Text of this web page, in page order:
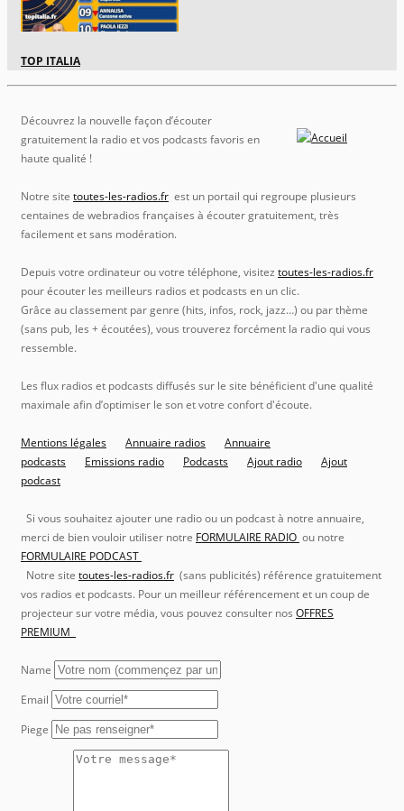
TOP ITALIA
Découvrez la nouvelle façon d’écouter
gratuitement la radio et vos podcasts favoris en
haute qualité !
Notre site toutes-les-radios.fr est un portail qui regroupe plusieurs
centaines de webradios françaises à écouter gratuitement, très
facilement et sans modération.
Depuis votre ordinateur ou votre téléphone, visitez toutes-les-radios.fr
pour écouter les meilleurs radios et podcasts en un clic.
Grâce au classement par genre (hits, infos, rock, jazz…) ou par thème
(sans pub, les + écoutées), vous trouverez forcément la radio qui vous
ressemble.
Les flux radios et podcasts diffusés sur le site bénéficient d'une qualité
maximale afin d’optimiser le son et votre confort d'écoute.
Mentions légales Annuaire radios
Annuaire
podcasts
Emissions radio Podcasts Ajout radio
Ajout
podcast
Si vous souhaitez ajouter une radio ou un podcast à notre annuaire,
merci de bien vouloir utiliser notre FORMULAIRE RADIO ou notre
FORMULAIRE PODCAST
Notre site toutes-les-radios.fr (sans publicités) référence gratuitement
vos radios et podcasts. Pour un meilleur référencement et un coup de
projecteur sur votre média, vous pouvez consulter nos OFFRES
PREMIUM
Name
Email
Piege